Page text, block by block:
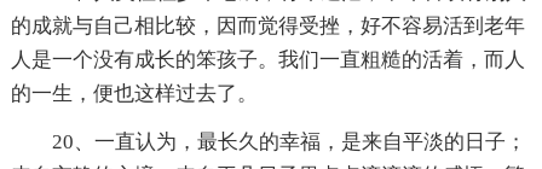
的成就与自己相比较，因而觉得受挫，好不容易活到老年
人是一个没有成长的笨孩子。我们一直粗糙的活着，而人
的一生，便也这样过去了。
20、一直认为，最长久的幸福，是来自平淡的日子；